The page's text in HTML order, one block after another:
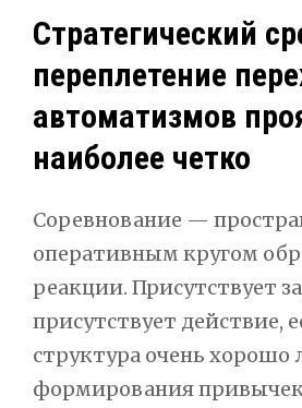
Стратегический
переплетение
автоматизмов
наиболее четко
Соревнование —
оперативным кругом
реакции. Присутствует
присутствует действие,
структура очень хорошо
формирования